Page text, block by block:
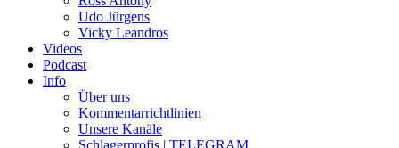
Udo Jürgens
Vicky Leandros
Videos
Podcast
Info
Über uns
Kommentarrichtlinien
Unsere Kanäle
Schlagerprofis | TELEGRAM